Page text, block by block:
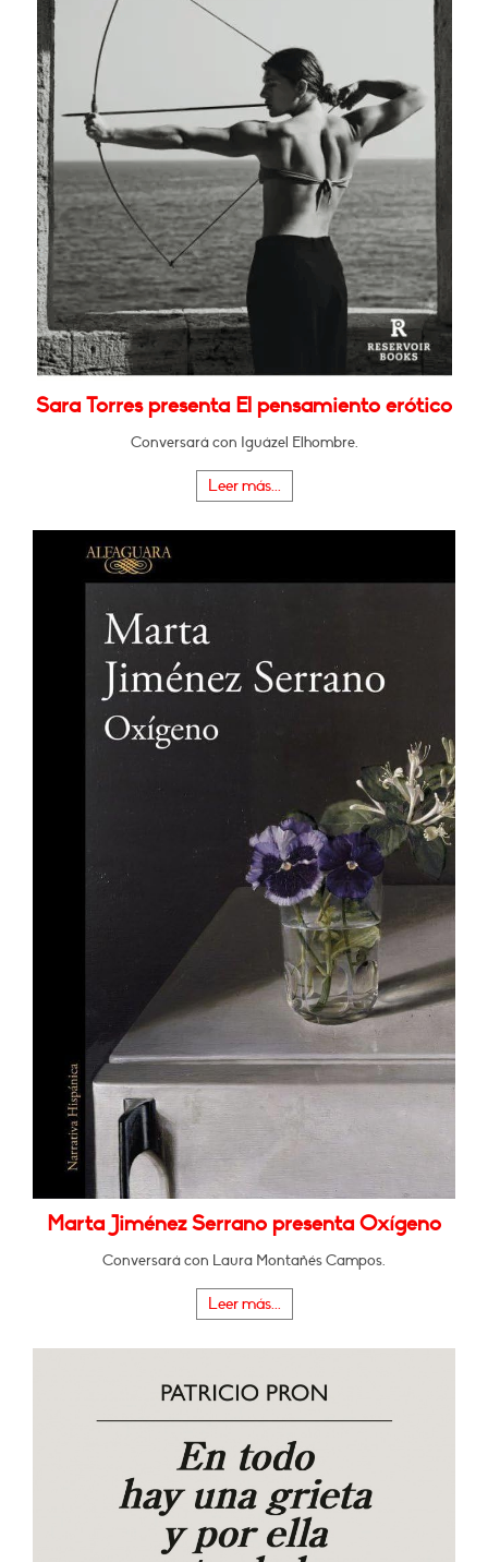
Sara Torres presenta El pensamiento erótico
Conversará con Iguázel Elhombre.
Leer más...
Marta Jiménez Serrano presenta Oxígeno
Conversará con Laura Montañés Campos.
Leer más...